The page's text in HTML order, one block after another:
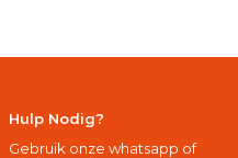
Hulp Nodig?
Gebruik onze whatsapp of